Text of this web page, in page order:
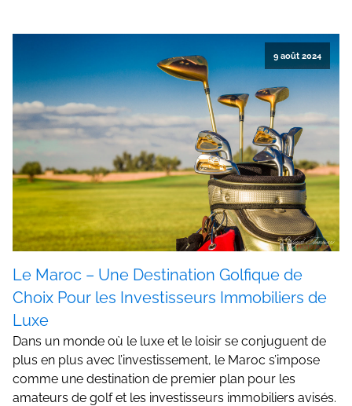
9 août 2024
Le Maroc – Une Destination Golfique de
Choix Pour les Investisseurs Immobiliers de
Luxe
Dans un monde où le luxe et le loisir se conjuguent de
plus en plus avec l’investissement, le Maroc s’impose
comme une destination de premier plan pour les
amateurs de golf et les investisseurs immobiliers avisés.